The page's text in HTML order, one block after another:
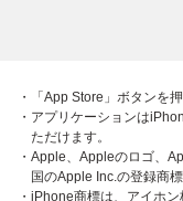
・「App Store」ボタンを
・アプリケーションは
ただけます。
・Apple、Appleのロゴ、
国のApple Inc.の登録商標
・iPhone商標は、アイホ